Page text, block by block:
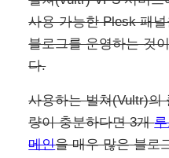
사용 가능한 Plesk 패
블로그를 운영하는 것
다.
사용하는 벌쳐(Vultr)의
량이 충분하다면 3개
메인을 매우 많은 블로